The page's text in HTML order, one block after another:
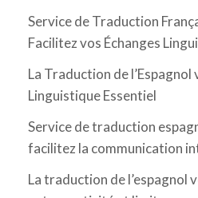
Service de Traduction
Facilitez vos Échanges
La Traduction de l’Espagnol
Linguistique Essentiel
Service de traduction
facilitez la communication
La traduction de l’espagnol